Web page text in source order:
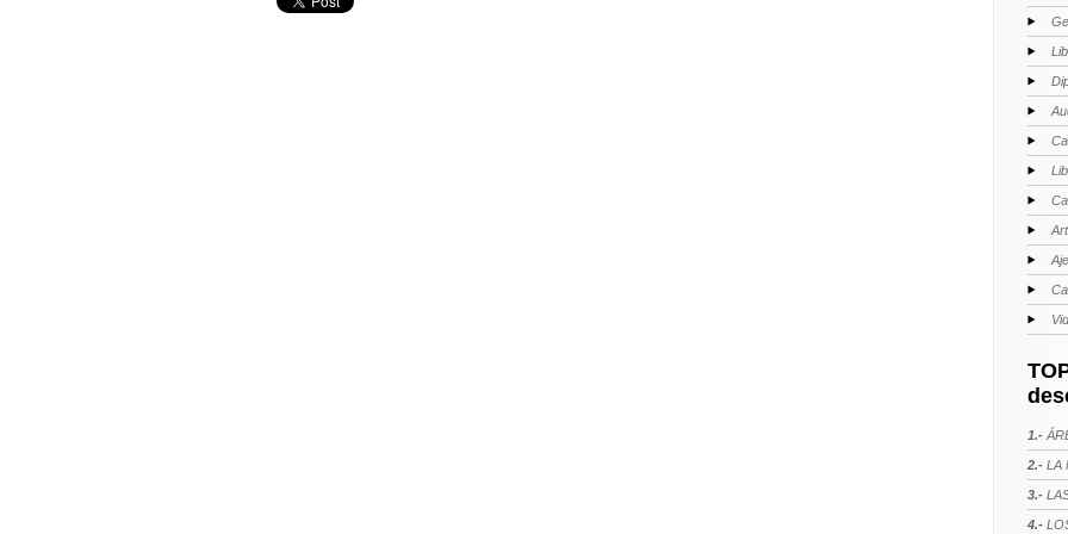
1.-
2.- LA
3.-
4.-